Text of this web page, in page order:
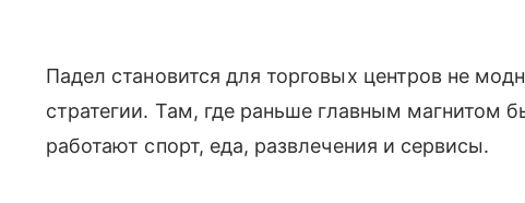
Падел становится для торговых центров не
стратегии. Там, где раньше главным магнитом
работают спорт, еда, развлечения и сервисы.